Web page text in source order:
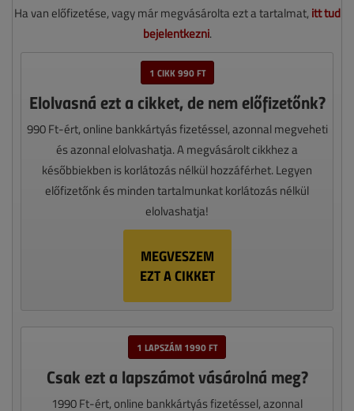
Ha van előfizetése, vagy már megvásárolta ezt a tartalmat, itt tud
bejelentkezni.
1 CIKK 990 FT
Elolvasná ezt a cikket, de nem előfizetőnk?
990 Ft-ért, online bankkártyás fizetéssel, azonnal megveheti
és azonnal elolvashatja. A megvásárolt cikkhez a
későbbiekben is korlátozás nélkül hozzáférhet. Legyen
előfizetőnk és minden tartalmunkat korlátozás nélkül
elolvashatja!
MEGVESZEM
EZT A CIKKET
1 LAPSZÁM 1990 FT
Csak ezt a lapszámot vásárolná meg?
1990 Ft-ért, online bankkártyás fizetéssel, azonnal